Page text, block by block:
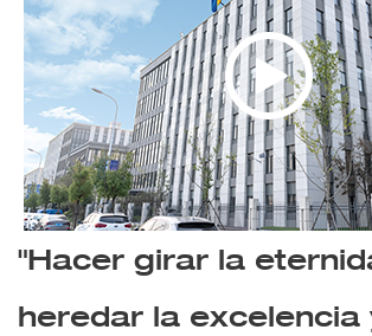
>
"Hacer girar la
heredar la excelencia